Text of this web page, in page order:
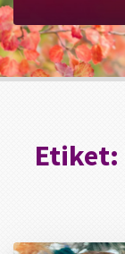
Etiket: